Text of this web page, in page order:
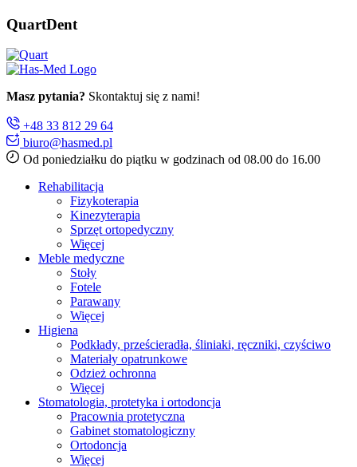
QuartDent
Masz pytania? Skontaktuj się z nami!
+48 33 812 29 64
biuro@hasmed.pl
Od poniedziałku do piątku w godzinach od 08.00 do 16.00
Rehabilitacja
Fizykoterapia
Kinezyterapia
Sprzęt ortopedyczny
Więcej
Meble medyczne
Stoły
Fotele
Parawany
Więcej
Higiena
Podkłady, prześcieradła, śliniaki, ręczniki, czyściwo
Materiały opatrunkowe
Odzież ochronna
Więcej
Stomatologia, protetyka i ortodoncja
Pracownia protetyczna
Gabinet stomatologiczny
Ortodoncja
Więcej